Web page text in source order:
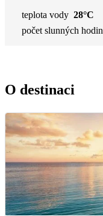
teplota vody 28°C
počet slunných hodin
O destinaci